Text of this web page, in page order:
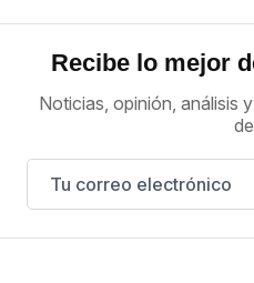
Recibe lo mejor
Noticias, opinión, análisis